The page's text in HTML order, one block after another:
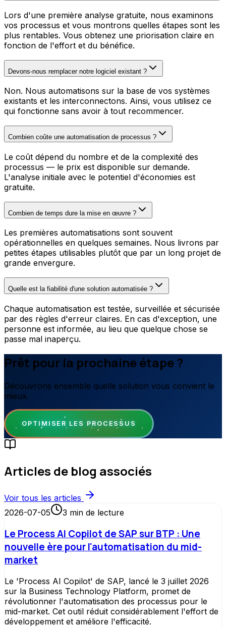
Lors d'une première analyse gratuite, nous examinons
vos processus et vous montrons quelles étapes sont les
plus rentables. Vous obtenez une priorisation claire en
fonction de l'effort et du bénéfice.
Devons-nous remplacer notre logiciel existant ?
Non. Nous automatisons sur la base de vos systèmes
existants et les interconnectons. Ainsi, vous utilisez ce
qui fonctionne sans avoir à tout recommencer.
Combien coûte une automatisation de processus ?
Le coût dépend du nombre et de la complexité des
processus — le prix est disponible sur demande.
L'analyse initiale avec le potentiel d'économies est
gratuite.
Combien de temps dure la mise en œuvre ?
Les premières automatisations sont souvent
opérationnelles en quelques semaines. Nous livrons par
petites étapes utilisables plutôt que par un long projet de
grande envergure.
Quelle est la fiabilité d'une solution automatisée ?
Chaque automatisation est testée, surveillée et sécurisée
par des règles d'erreur claires. En cas d'exception, une
personne est informée, au lieu que quelque chose se
passe mal inaperçu.
Prêt pour la prochaine étape ?
Découvrons ensemble quelle solution vous convient le
mieux.
OPTIMISER LES PROCESSUS
Articles de blog associés
Voir tous les articles
2026-07-05
3 min de lecture
Le Process AI Copilot de SAP sur BTP : Une
nouvelle ère pour l'automatisation du mid-
market
Le 'Process AI Copilot' de SAP, lancé le 3 juillet 2026
sur la Business Technology Platform, promet de
révolutionner l'automatisation des processus pour le
mid-market. Cet outil réduit considérablement l'effort de
développement et améliore l'efficacité.